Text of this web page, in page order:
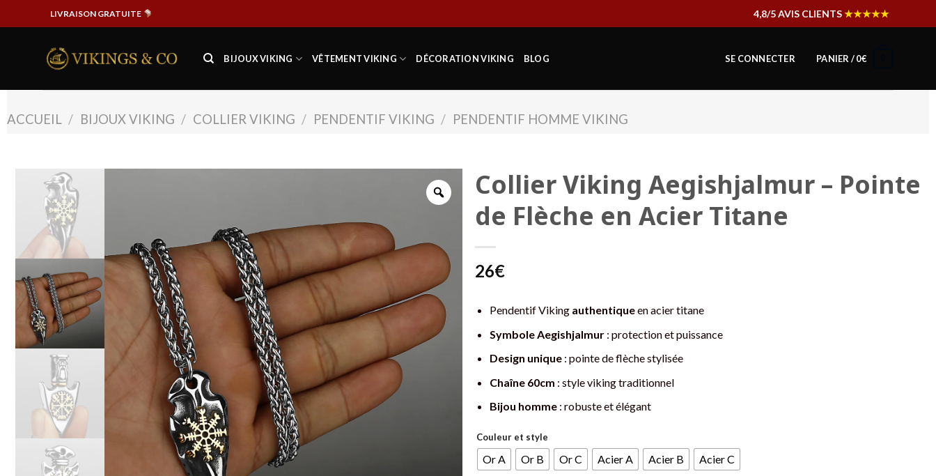
au
LIVRAISON GRATUITE 4,8/5 AVIS CLIENTS★★★★★
BIJOUX VIKING VÊTEMENT VIKING DÉCORATION VIKING BLOG SE CONNECTER PANIER /0€
ACCUEIL / BIJOUX VIKING / COLLIER VIKING / PENDENTIF VIKING / PENDENTIF HOMME VIKING
Collier Viking Aegishjalmur – Pointe
de Flèche en Acier Titane
26€
Pendentif Viking authentiqueen acier titane
Symbole Aegishjalmur: protection et puissance
Design unique: pointe de flèche stylisée
Chaîne 60cm : style viking traditionnel
Bijou homme: robuste et élégant
Couleur et style
Or A Or B Or C Acier A Acier B Acier C